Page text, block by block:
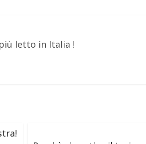
letto in Italia !